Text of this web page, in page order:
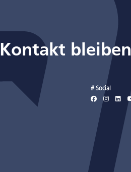
bleiben
# Social